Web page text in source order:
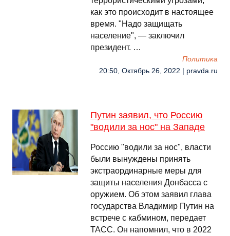
как это происходит в настоящее
время. "Надо защищать
население", — заключил
президент. …
Политика
20:50, Октябрь 26, 2022 | pravda.ru
Путин заявил, что Россию
"водили за нос" на Западе
Россию "водили за нос", власти
были вынуждены принять
экстраординарные меры для
защиты населения Донбасса с
оружием. Об этом заявил глава
государства Владимир Путин на
встрече с кабмином, передает
ТАСС. Он напомнил, что в 2022